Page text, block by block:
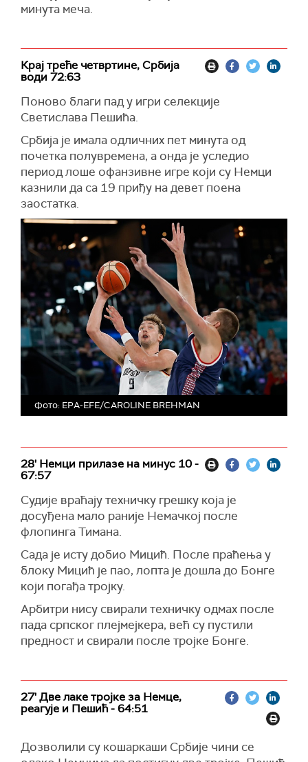
минута меча.
Крај треће четвртине, Србија
води 72:63
Поново благи пад у игри селекције
Светислава Пешића.
Србија је имала одличних пет минута од
почетка полувремена, а онда је уследио
период лоше офанзивне игре који су Немци
казнили да са 19 приђу на девет поена
заостатка.
Фото: EPA-EFE/CAROLINE BREHMAN
28' Немци прилазе на минус 10 -
67:57
Судије враћају техничку грешку која је
досуђена мало раније Немачкој после
флопинга Тимана.
Сада је исту добио Мицић. После праћења у
блоку Мицић је пао, лопта је дошла до Бонге
који погађа тројку.
Арбитри нису свирали техничку одмах после
пада српског плејмејкера, већ су пустили
предност и свирали после тројке Бонге.
27' Две лаке тројке за Немце,
реагује и Пешић - 64:51
Дозволили су кошаркаши Србије чини се